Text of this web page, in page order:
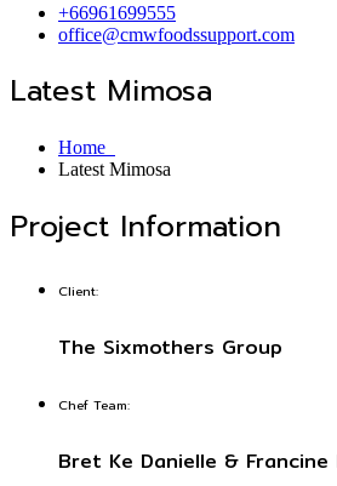
+66961699555
office@cmwfoodssupport.com
Latest Mimosa
Home
Latest Mimosa
Project Information
Client:
The Sixmothers Group
Chef Team:
Bret Ke Danielle & Francine